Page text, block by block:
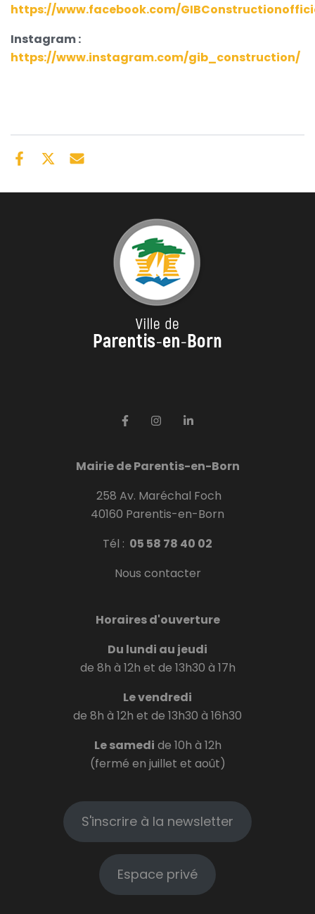
https://www.facebook.com/
Instagram :
https://www.instagram.com/gib_construction/
Mairie de Parentis-en-Born
258 Av. Maréchal Foch
40160 Parentis-en-Born
Tél : 05 58 78 40 02
Nous contacter
Horaires d'ouverture
Du lundi au jeudi
de 8h à 12h et de 13h30 à 17h
Le vendredi
de 8h à 12h et de 13h30 à 16h30
Le samedi de 10h à 12h
(fermé en juillet et août)
S'inscrire à la newsletter
Espace privé